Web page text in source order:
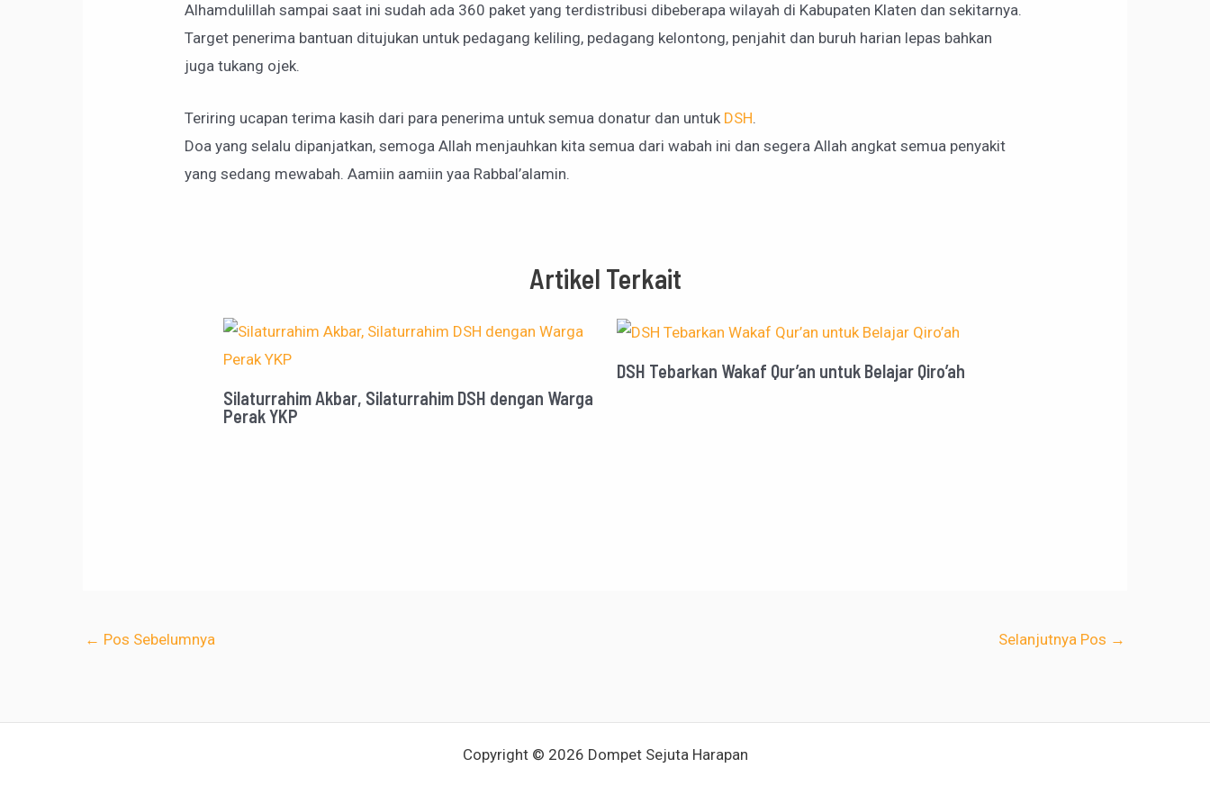
Alhamdulillah sampai saat ini sudah ada 360 paket yang terdistribusi dibeberapa wilayah di Kabupaten Klaten dan sekitarnya.
Target penerima bantuan ditujukan untuk pedagang keliling, pedagang kelontong, penjahit dan buruh harian lepas bahkan
juga tukang ojek.
Teriring ucapan terima kasih dari para penerima untuk semua donatur dan untuk DSH.
Doa yang selalu dipanjatkan, semoga Allah menjauhkan kita semua dari wabah ini dan segera Allah angkat semua penyakit
yang sedang mewabah. Aamiin aamiin yaa Rabbal’alamin.
Artikel Terkait
Silaturrahim Akbar, Silaturrahim DSH dengan Warga
Perak YKP
DSH Tebarkan Wakaf Qur’an untuk Belajar Qiro’ah
← Pos Sebelumnya Selanjutnya Pos →
Copyright © 2026 Dompet Sejuta Harapan